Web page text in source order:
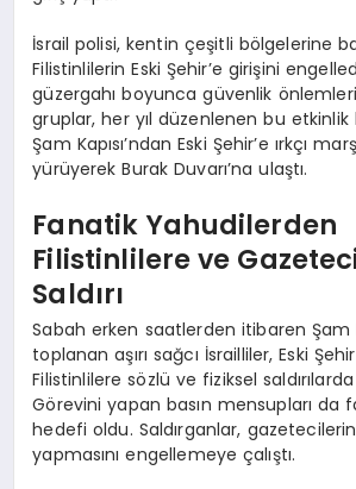
İsrail polisi, kentin çeşitli bölgelerine
Filistinlilerin Eski Şehir’e girişini
güzergahı boyunca güvenlik önlemleri
gruplar, her yıl düzenlenen bu etkinlik
Şam Kapısı’ndan Eski Şehir’e ırkçı
yürüyerek Burak Duvarı’na ulaştı.
Fanatik Yahudilerden
Filistinlilere ve
Saldırı
Sabah erken saatlerden itibaren Şam
toplanan aşırı sağcı İsrailliler, Eski
Filistinlilere sözlü ve fiziksel
Görevini yapan basın mensupları da
hedefi oldu. Saldırganlar,
yapmasını engellemeye çalıştı.